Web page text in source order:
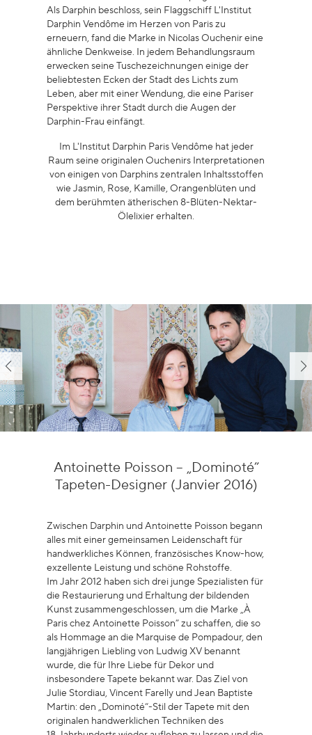
Als Darphin beschloss, sein Flaggschiff L'Institut
Darphin Vendôme im Herzen von Paris zu
erneuern, fand die Marke in Nicolas Ouchenir eine
ähnliche Denkweise. In jedem Behandlungsraum
erwecken seine Tuschezeichnungen einige der
beliebtesten Ecken der Stadt des Lichts zum
Leben, aber mit einer Wendung, die eine Pariser
Perspektive ihrer Stadt durch die Augen der
Darphin-Frau einfängt.
Im L'Institut Darphin Paris Vendôme hat jeder
Raum seine originalen Ouchenirs Interpretationen
von einigen von Darphins zentralen Inhaltsstoffen
wie Jasmin, Rose, Kamille, Orangenblüten und
dem berühmten ätherischen 8-Blüten-Nektar-
Ölelixier erhalten.
Antoinette Poisson – „Dominoté”
Tapeten-Designer (Janvier 2016)
Zwischen Darphin und Antoinette Poisson begann
alles mit einer gemeinsamen Leidenschaft für
handwerkliches Können, französisches Know-how,
exzellente Leistung und schöne Rohstoffe.
Im Jahr 2012 haben sich drei junge Spezialisten für
die Restaurierung und Erhaltung der bildenden
Kunst zusammengeschlossen, um die Marke „À
Paris chez Antoinette Poisson” zu schaffen, die so
als Hommage an die Marquise de Pompadour, den
langjährigen Liebling von Ludwig XV benannt
wurde, die für Ihre Liebe für Dekor und
insbesondere Tapete bekannt war. Das Ziel von
Julie Stordiau, Vincent Farelly und Jean Baptiste
Martin: den „Dominoté“-Stil der Tapete mit den
originalen handwerklichen Techniken des